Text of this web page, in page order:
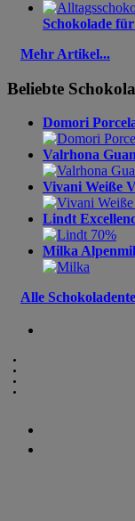
Schokolade
Mehr Artikel...
Beliebte
Domori
Valrhona
Vivani Weiße
Lindt
Milka
Alle